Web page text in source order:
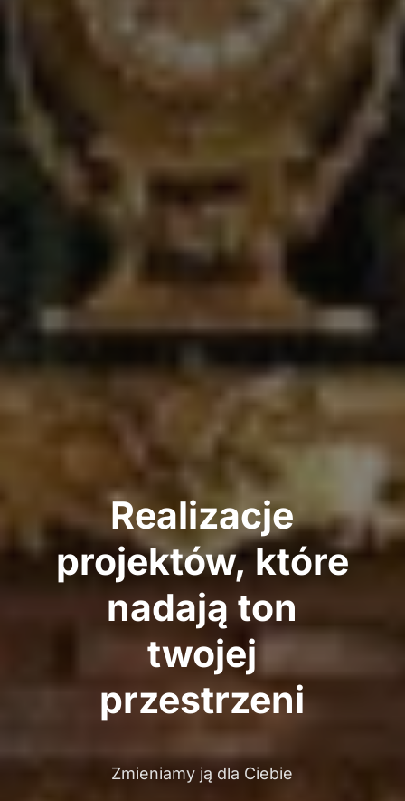
Realizacje
projektów, które
nadają ton
twojej
przestrzeni
Zmieniamy ją dla Ciebie